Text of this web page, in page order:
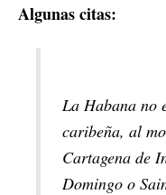
Algunas citas:
La Habana no
caribeña, al
Cartagena de
Domingo o